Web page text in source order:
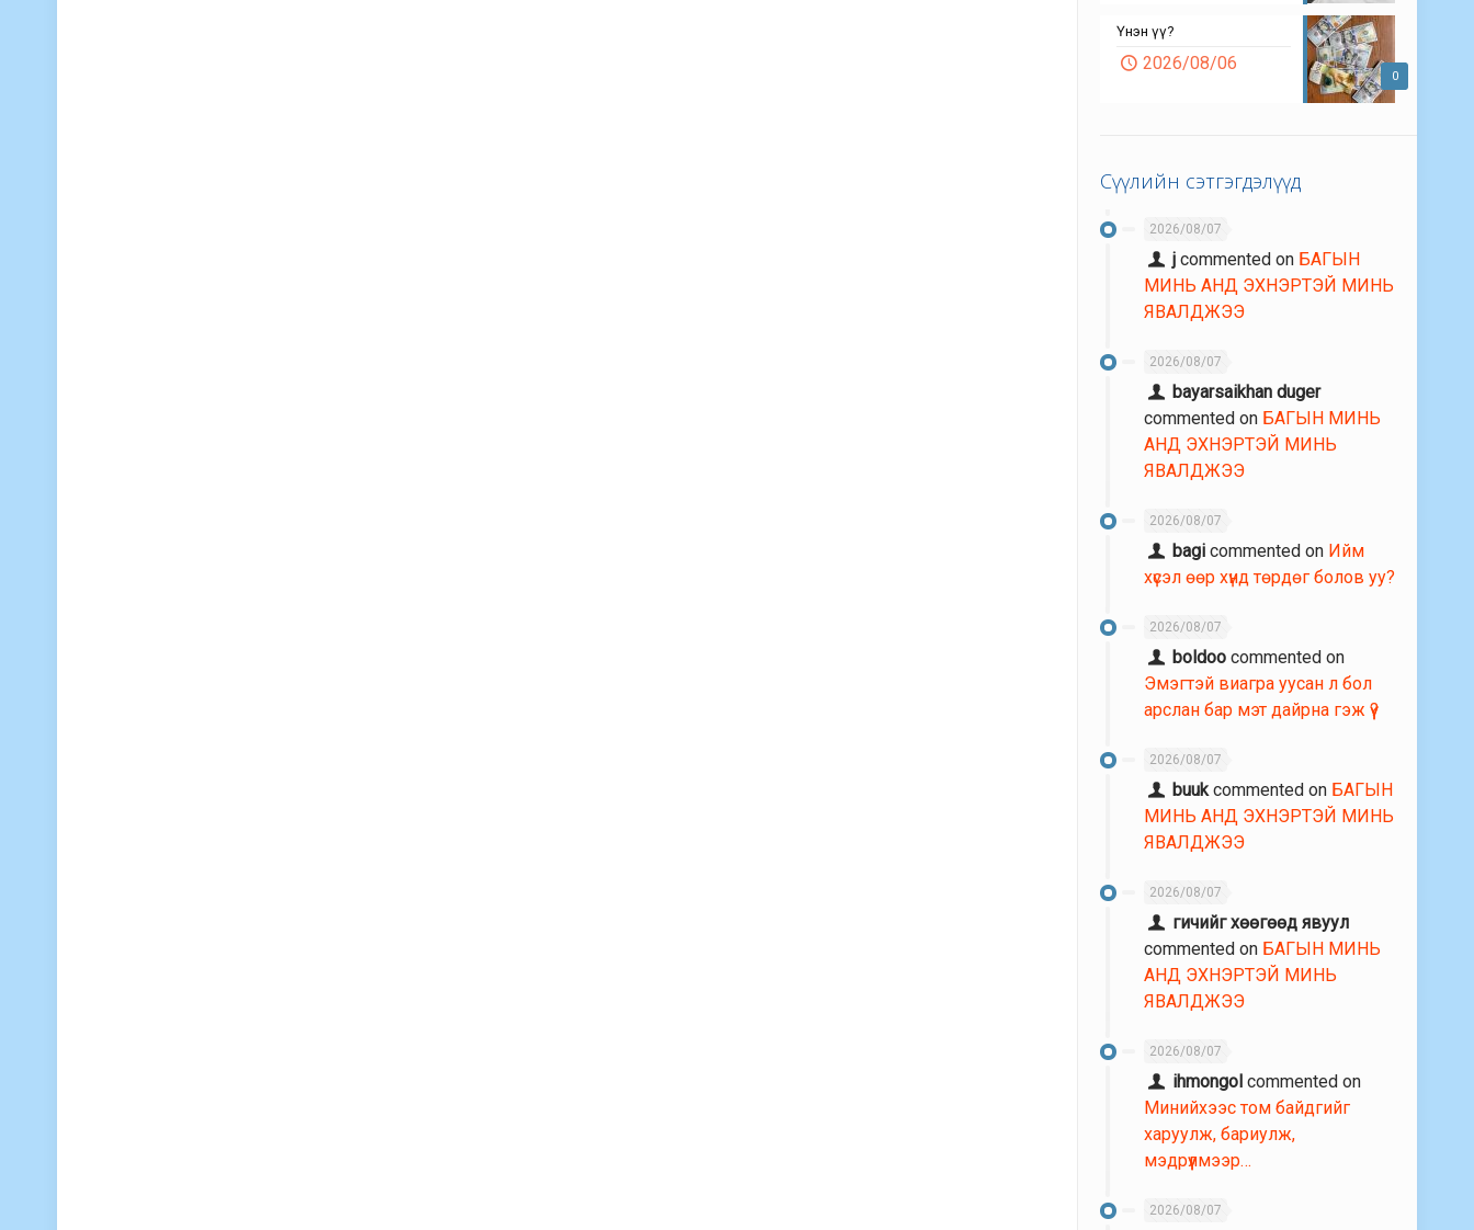
0
Үнэн үү?
2026/08/06
Сүүлийн сэтгэгдэлүүд
2026/08/07
j commented on БАГЫН
МИНЬ АНД ЭХНЭРТЭЙ МИНЬ
ЯВАЛДЖЭЭ
2026/08/07
bayarsaikhan duger
commented on БАГЫН МИНЬ
АНД ЭХНЭРТЭЙ МИНЬ
ЯВАЛДЖЭЭ
2026/08/07
bagi commented on Ийм
хүсэл өөр хүнд төрдөг болов уу?
2026/08/07
boldoo commented on
Эмэгтэй виагра уусан л бол
арслан бар мэт дайрна гэж үү?
2026/08/07
buukcommented on БАГЫН
МИНЬ АНД ЭХНЭРТЭЙ МИНЬ
ЯВАЛДЖЭЭ
2026/08/07
гичийг хөөгөөд явуул
commented on БАГЫН МИНЬ
АНД ЭХНЭРТЭЙ МИНЬ
ЯВАЛДЖЭЭ
2026/08/07
ihmongol commented on
Минийхээс том байдгийг
харуулж, бариулж,
мэдрүүлмээр…
2026/08/07